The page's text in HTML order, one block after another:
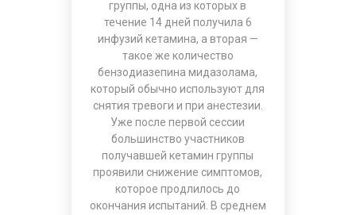
группы, одна из которых в
течение 14 дней получила 6
инфузий кетамина, а вторая —
такое же количество
бензодиазепина мидазолама,
который обычно используют для
снятия тревоги и при анестезии.
Уже после первой сессии
большинство участников
получавшей кетамин группы
проявили снижение симптомов,
которое продлилось до
окончания испытаний. В среднем